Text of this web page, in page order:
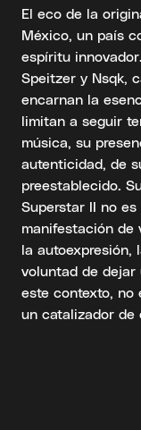
El eco de la
México, un país
espíritu
Speitzer y Nsqk,
encarnan la
limitan a seguir
música, su
autenticidad, de
preestablecido.
Superstar II no
manifestación de
la autoexpresión,
voluntad de dejar
este contexto, no
un catalizador de